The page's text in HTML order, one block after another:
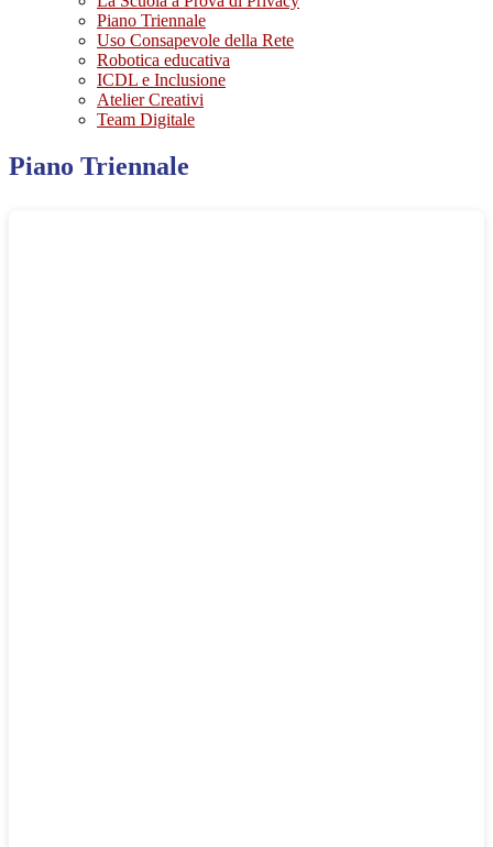
Piano Triennale
Uso Consapevole della Rete
Robotica educativa
ICDL e Inclusione
Atelier Creativi
Team Digitale
Piano Triennale